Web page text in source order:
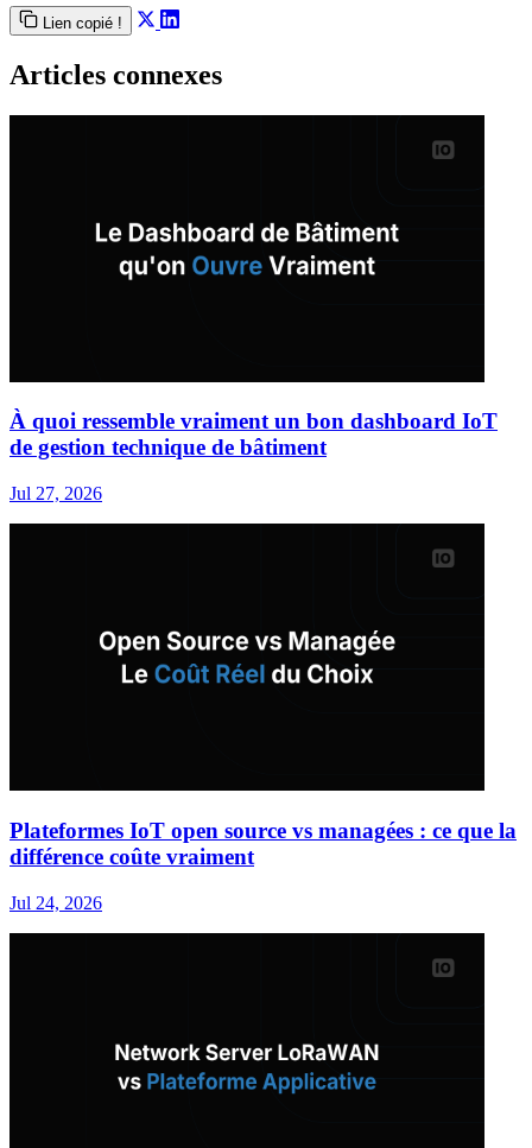
Lien copié !
Articles connexes
À quoi ressemble vraiment un bon dashboard IoT
de gestion technique de bâtiment
Jul 27, 2026
Plateformes IoT open source vs managées : ce que la
différence coûte vraiment
Jul 24, 2026